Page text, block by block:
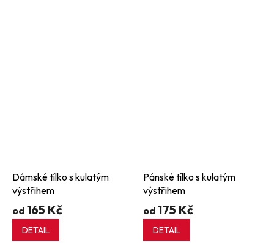
Dámské tílko s kulatým
výstřihem
od 165 Kč
DETAIL
Pánské tílko s kulatým
výstřihem
od 175 Kč
DETAIL